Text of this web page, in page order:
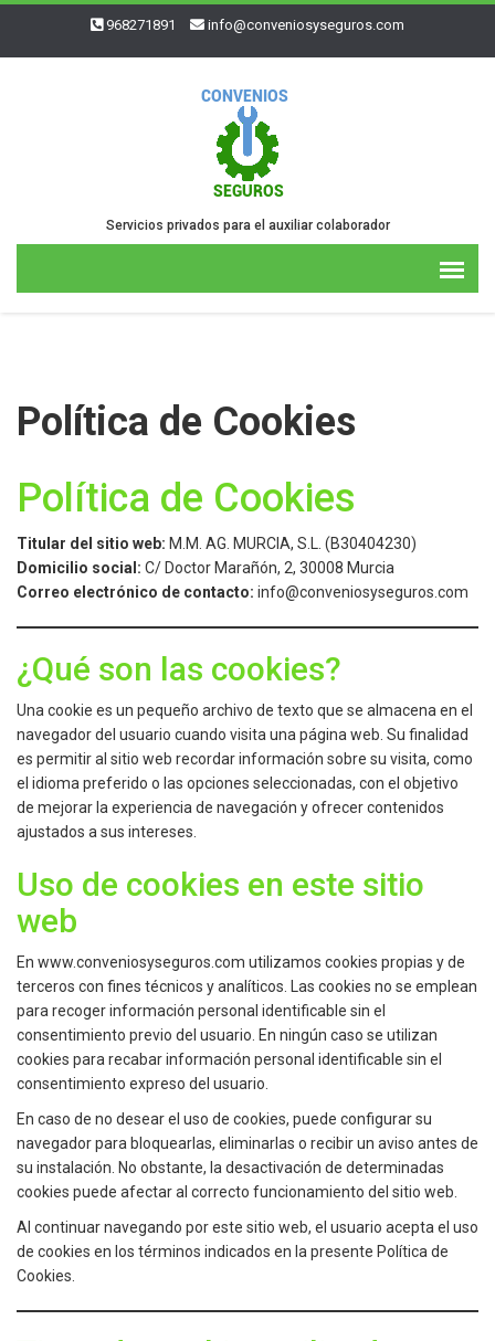
968271891 info@conveniosyseguros.com
Servicios privados para el auxiliar colaborador
Política de Cookies
Política de Cookies
Titular del sitio web: M.M. AG. MURCIA, S.L. (B30404230)
Domicilio social: C/ Doctor Marañón, 2, 30008 Murcia
Correo electrónico de contacto: info@conveniosyseguros.com
¿Qué son las cookies?
Una cookie es un pequeño archivo de texto que se almacena en el
navegador del usuario cuando visita una página web. Su finalidad
es permitir al sitio web recordar información sobre su visita, como
el idioma preferido o las opciones seleccionadas, con el objetivo
de mejorar la experiencia de navegación y ofrecer contenidos
ajustados a sus intereses.
Uso de cookies en este sitio
web
En www.conveniosyseguros.com utilizamos cookies propias y de
terceros con fines técnicos y analíticos. Las cookies no se emplean
para recoger información personal identificable sin el
consentimiento previo del usuario. En ningún caso se utilizan
cookies para recabar información personal identificable sin el
consentimiento expreso del usuario.
En caso de no desear el uso de cookies, puede configurar su
navegador para bloquearlas, eliminarlas o recibir un aviso antes de
su instalación. No obstante, la desactivación de determinadas
cookies puede afectar al correcto funcionamiento del sitio web.
Al continuar navegando por este sitio web, el usuario acepta el uso
de cookies en los términos indicados en la presente Política de
Cookies.